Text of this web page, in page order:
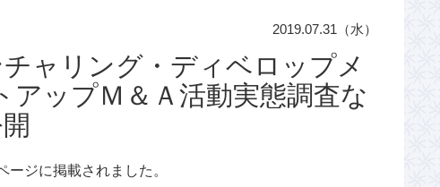
ャリング・ディベロップメ
アップＭ＆Ａ活動実態調査な
2019.07.31（水）
ジに掲載されました。